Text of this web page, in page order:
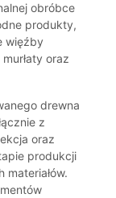
obróbce
produkty,
więźby
oraz
drewna
z
oraz
produkcji
materiałów.